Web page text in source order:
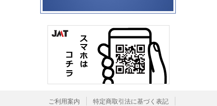
ご利用案内 特定商取引法に基づく表記